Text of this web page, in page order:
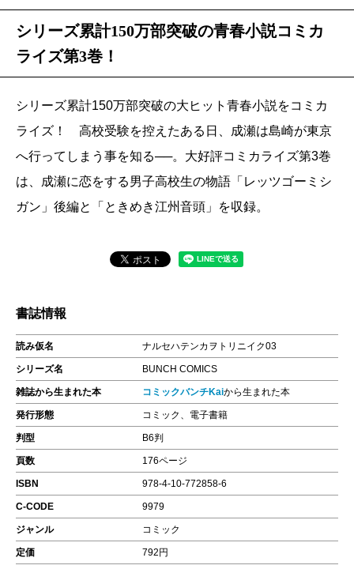
シリーズ累計150万部突破の青春小説コミカ
ライズ第3巻！
シリーズ累計150万部突破の大ヒット青春小説をコミカ
ライズ！ 高校受験を控えたある日、成瀬は島崎が東京
へ行ってしまう事を知る──。大好評コミカライズ第3巻
は、成瀬に恋をする男子高校生の物語「レッツゴーミシ
ガン」後編と「ときめき江州音頭」を収録。
書誌情報
読み仮名 ナルセハテンカヲトリニイク03
シリーズ名 BUNCH COMICS
雑誌から生まれた本 コミックバンチKaiから生まれた本
発行形態 コミック、電子書籍
判型 B6判
頁数 176ページ
ISBN 978-4-10-772858-6
C-CODE 9979
ジャンル コミック
定価 792円